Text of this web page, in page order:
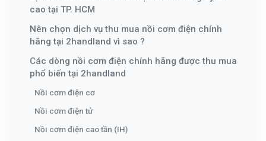
cao tại TP. HCM
Nên chọn dịch vụ thu mua nồi cơm điện chính
hãng tại 2handland vì sao ?
Các dòng nồi cơm điện chính hãng được thu mua
phổ biến tại 2handland
Nồi cơm điện cơ
Nồi cơm điện tử
Nồi cơm điện cao tần (IH)